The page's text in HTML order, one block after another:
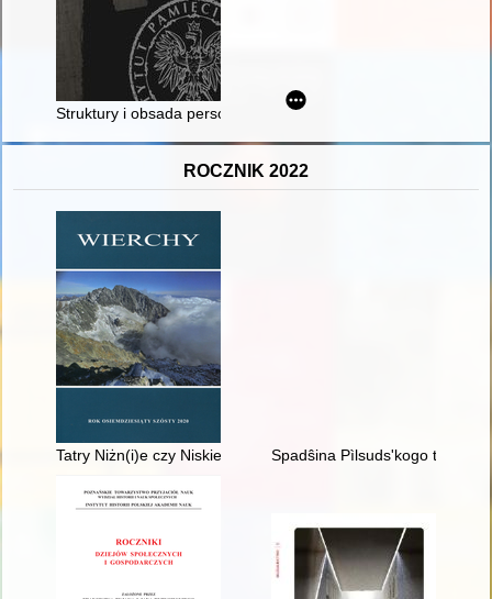
Struktury i obsada personalna pionów zwalczających polskie
ROCZNIK 2022
Tatry Niżn(i)e czy Niskie? Spadŝina Pìlsuds'kogo ta